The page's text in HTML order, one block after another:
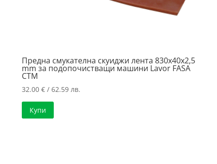
Предна смукателна скуиджи лента 830x40x2,5
mm за подопочистващи машини Lavor FASA
CTM
32.00 €/ 62.59 лв.
Купи